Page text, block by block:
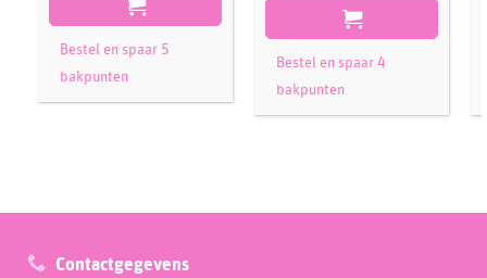
Bestel en spaar 5
bakpunten
Bestel en spaar 4
bakpunten
Contactgegevens